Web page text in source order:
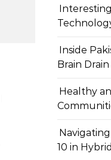
Inside
Brain Drain
Healthy
10 in